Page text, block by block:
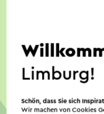
Limburg!
Schön, dass Sie sich
Wir machen von Cookies